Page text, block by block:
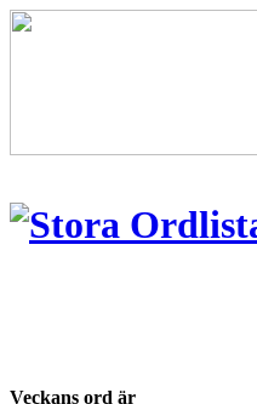
Veckans ord är